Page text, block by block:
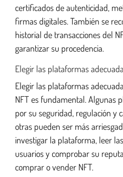
certificados de autenticidad,
firmas digitales. También se
historial de transacciones del
garantizar su procedencia.
Elegir las plataformas
Elegir las plataformas
NFT es fundamental. Algunas
por su seguridad, regulación y
otras pueden ser más
investigar la plataforma, leer
usuarios y comprobar su
comprar o vender NFT.